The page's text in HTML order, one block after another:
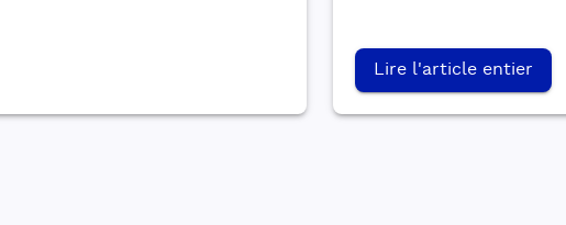
Lire l'article entier